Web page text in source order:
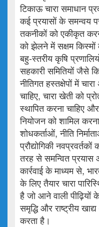
टिकाऊ चारा समाधान
कई प्रयासों के समन्वय
तकनीकों को एकीकृत
को झेलने में सक्षम किस्मों
बहु-स्तरीय कृषि
सहकारी समितियों जैसे
नीतिगत हस्तक्षेपों में
चाहिए, चारा खेती को
स्थापित करना चाहिए और
नियोजन को शामिल
शोधकर्ताओं, नीति
प्रौद्योगिकी
तरह से समन्वित
कार्रवाई के माध्यम से,
के लिए तैयार चारा
है जो आने वाली पीढ़ियों
समृद्धि और राष्ट्रीय
करता है।